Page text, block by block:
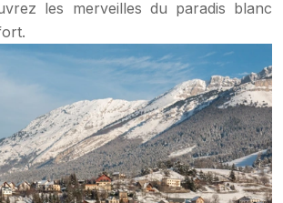
les merveilles du paradis blanc